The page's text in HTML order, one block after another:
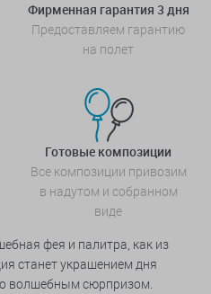
Фирменная гарантия 3 дня
Предоставляем гарантию
на полет
Готовые композиции
Все композиции привозим
в надутом и собранном
виде
фея и палитра, как из
станет украшением дня
волшебным сюрпризом.